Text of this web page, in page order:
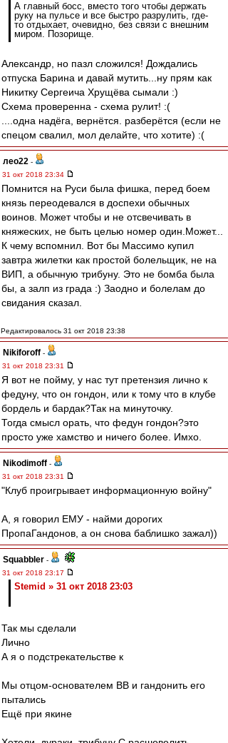
А главный босс, вместо того чтобы держать
руку на пульсе и все быстро разрулить, где-
то отдыхает, очевидно, без связи с внешним
миром. Позорище.
Александр, но пазл сложился! Дождались
отпуска Барина и давай мутить...ну прям как
Никитку Сергеича Хрущёва сымали :)
Схема проверенна - схема рулит! :(
....одна надёга, вернётся. разберётся (если не
спецом свалил, мол делайте, что хотите) :(
лео22 -
31 окт 2018 23:34
Помнится на Руси была фишка, перед боем
князь переодевался в доспехи обычных
воинов. Может чтобы и не отсвечивать в
княжеских, не быть целью номер один.Может...
К чему вспомнил. Вот бы Массимо купил
завтра жилетки как простой болельщик, не на
ВИП, а обычную трибуну. Это не бомба была
бы, а залп из града :) Заодно и болелам до
свидания сказал.
Редактировалось 31 окт 2018 23:38
Nikiforoff -
31 окт 2018 23:31
Я вот не пойму, у нас тут претензия лично к
федуну, что он гондон, или к тому что в клубе
бордель и бардак?Так на минуточку.
Тогда смысл орать, что федун гондон?это
просто уже хамство и ничего более. Имхо.
Nikodimoff -
31 окт 2018 23:31
"Клуб проигрывает информационную войну"
А, я говорил ЕМУ - найми дорогих
ПропаГандонов, а он снова баблишко зажал))
Squabbler -
31 окт 2018 23:17
Stemid » 31 окт 2018 23:03
Так мы сделали
Лично
А я о подстрекательстве к
Мы отцом-основателем ВВ и гандонить его
пытались
Ещё при якине